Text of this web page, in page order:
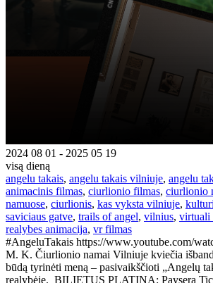
2024 08 01 - 2025 05 19
visą dieną
angelu takais, angelu takais vilniuje, angelu
animacinis filmas, ciurlionio filmas, ciurlionio
namuose, ciurlionis, kas vyksta vilniuje,
saviciaus gatve, trails of angel, vilnius, virtuali
realybes animacija, vr filmas
#AngeluTakais https://www.youtube.com/
M. K. Čiurlionio namai Vilniuje kviečia
būdą tyrinėti meną – pasivaikščioti „Angelų
realybėje. BILIETUS PLATINA: Paysera